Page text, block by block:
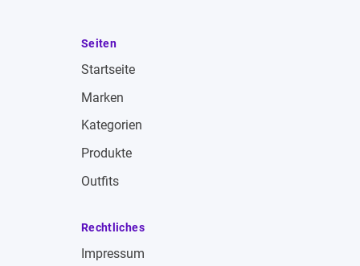
Seiten
Startseite
Marken
Kategorien
Produkte
Outfits
Rechtliches
Impressum